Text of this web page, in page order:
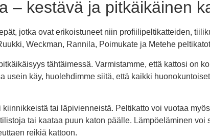
– kestävä ja pitkäikäinen
jotka ovat erikoistuneet niin profiilipeltikatteiden,
Weckman, Rannila, Poimukate ja Metehe
tähtäimessä. Varmistamme, että kattosi on
usein käy, huolehdimme siitä, että kaikki
tai läpivienneistä. Peltikatto voi vuotaa
tai kaataa puun katon päälle. Lämpöeläminen
reikiä kattoon.